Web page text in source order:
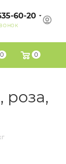
60-20
0 0
роза,